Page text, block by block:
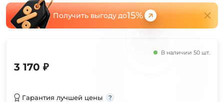
Получить выгоду до15%
В наличии 50 шт.
3 170 ₽
Гарантия лучшей цены